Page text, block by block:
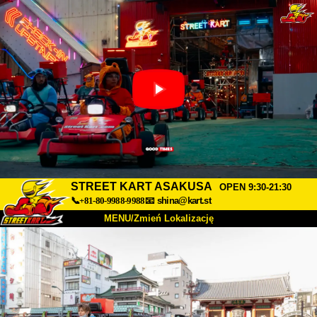
STREET KART ASAKUSA
OPEN 9:30-21:30
📞+81-80-9988-9988📧 shina@kart.st
MENU/Zmień Lokalizację
O nas Specyfikacja Cena
Dojazd Opinie FAQ